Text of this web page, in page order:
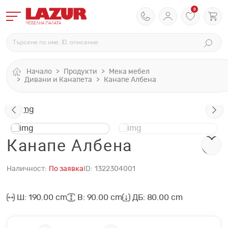
0
Начало Продукти
Мека мебел
Дивани и Канапета
Канапе Албена
Канапе Албена
Наличност: По заявка ID: 1322304001
Ш: 190.00 cm В: 90.00 cm ДБ: 80.00 cm